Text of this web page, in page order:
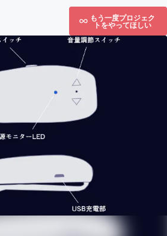
もう一度プロジェク
トをやってほしい